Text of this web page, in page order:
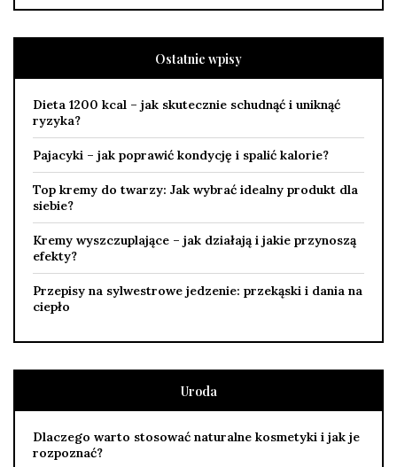
Ostatnie wpisy
Dieta 1200 kcal – jak skutecznie schudnąć i uniknąć
ryzyka?
Pajacyki – jak poprawić kondycję i spalić kalorie?
Top kremy do twarzy: Jak wybrać idealny produkt dla
siebie?
Kremy wyszczuplające – jak działają i jakie przynoszą
efekty?
Przepisy na sylwestrowe jedzenie: przekąski i dania na
ciepło
Uroda
Dlaczego warto stosować naturalne kosmetyki i jak je
rozpoznać?